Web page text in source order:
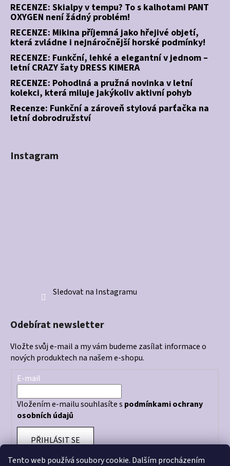
Tento web používá soubory cookie. Dalším procházením
RECENZE: Skialpy v tempu? To s kalhotami PANT
OXYGEN není žádný problém!
RECENZE: Mikina příjemná jako hřejivé objetí,
která zvládne i nejnáročnější horské podmínky!
RECENZE: Funkční, lehké a elegantní v jednom –
letní CRAZY šaty DRESS KIMERA
RECENZE: Pohodlná a pružná novinka v letní
kolekci, která miluje jakýkoliv aktivní pohyb
Recenze: Funkční a zároveň stylová parťačka na
letní dobrodružství
Instagram
Sledovat na Instagramu
Odebírat newsletter
Vložte svůj e-mail a my vám budeme zasílat informace o
nových produktech na našem e-shopu.
E-mail
Vložením e-mailu souhlasíte s podmínkami ochrany
osobních údajů
PŘIHLÁSIT SE